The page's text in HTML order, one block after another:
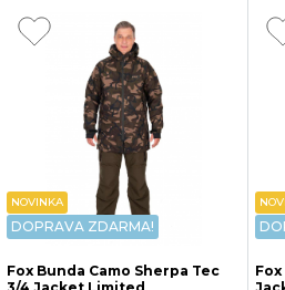
NOVINKA
DOPRAVA ZDARMA!
Fox Bunda Camo Sherpa Tec